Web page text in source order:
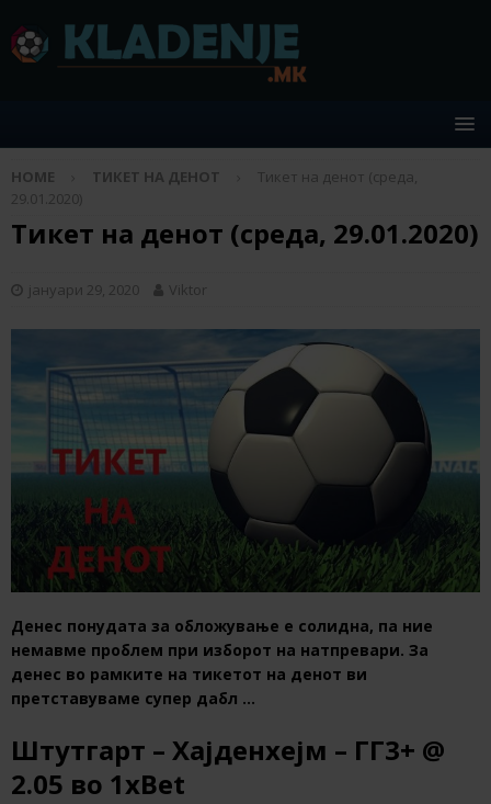
HOME ТИКЕТ НА ДЕНОТ
Тикет на денот (среда,
29.01.2020)
Тикет на денот (среда, 29.01.2020)
јануари 29, 2020 Viktor
Денес понудата за обложување е солидна, па ние
немавме проблем при изборот на натпревари. За
денес во рамките на тикетот на денот ви
претставуваме супер дабл …
Штутгарт – Хајденхејм – ГГ3+ @
2.05 во 1xBet